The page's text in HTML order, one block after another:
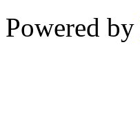
Powered by